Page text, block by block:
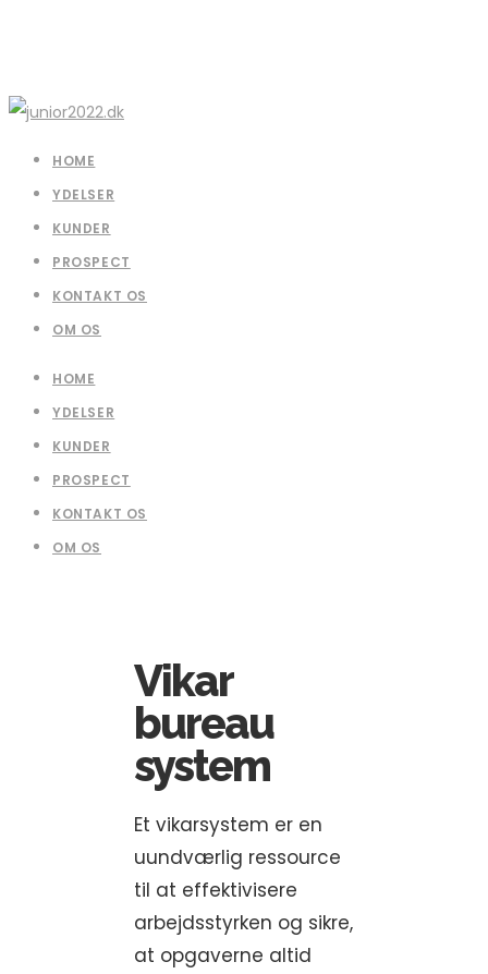
HOME
YDELSER
KUNDER
PROSPECT
KONTAKT OS
OM OS
HOME
YDELSER
KUNDER
PROSPECT
KONTAKT OS
OM OS
Vikar
bureau
system
Et vikarsystem er en
uundværlig ressource
til at effektivisere
arbejdsstyrken og sikre,
at opgaverne altid